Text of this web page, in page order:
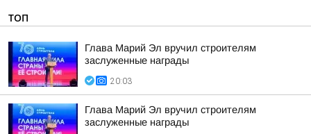
ТОП
Глава Марий Эл вручил строителям
заслуженные награды
20:03
Глава Марий Эл вручил строителям
заслуженные награды